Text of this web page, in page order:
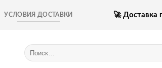
УСЛОВИЯ ДОСТАВКИ 🚀 Доставка
Искать: